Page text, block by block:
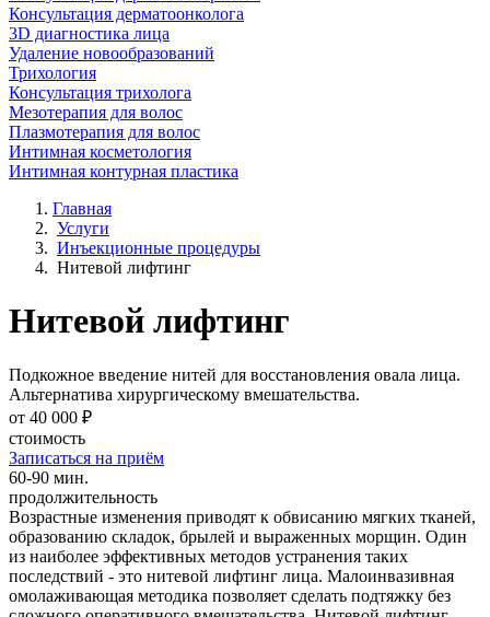
Консультация дерматоонколога
3D диагностика лица
Удаление новообразований
Трихология
Консультация трихолога
Мезотерапия для волос
Плазмотерапия для волос
Интимная косметология
Интимная контурная пластика
Главная
Услуги
Инъекционные процедуры
Нитевой лифтинг
Нитевой лифтинг
Подкожное введение нитей для восстановления овала лица.
Альтернатива хирургическому вмешательства.
от 40 000 ₽
стоимость
Записаться на приём
60-90 мин.
продолжительность
Возрастные изменения приводят к обвисанию мягких тканей,
образованию складок, брылей и выраженных морщин. Один
из наиболее эффективных методов устранения таких
последствий - это нитевой лифтинг лица. Малоинвазивная
омолаживающая методика позволяет сделать подтяжку без